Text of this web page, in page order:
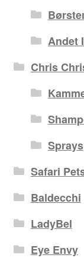
Andet
Chris
Sprays
Safari
Baldecchi
LadyBel
Eye Envy